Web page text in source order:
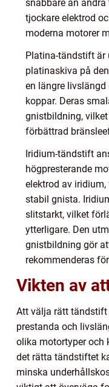
snabbare än
tjockare elektrod
moderna motorer
Platina-tändstift är
platinaskiva på
en längre
koppar. Deras
gnistbildning,
förbättrad
Iridium-tändstift
högpresterande
elektrod av
stabil gnista.
slitstarkt, vilket
ytterligare. Den
gnistbildning gör
rekommenderas
Vikten av
Att välja rätt
prestanda och
olika motortyper och
det rätta tändstiftet
minska